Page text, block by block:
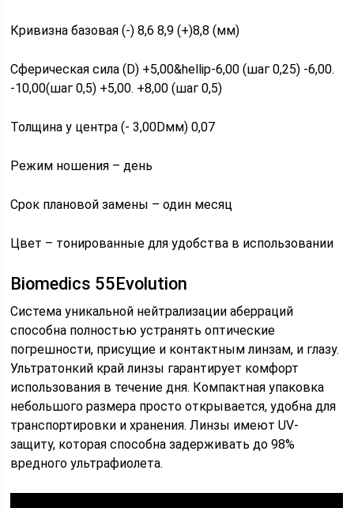
Кривизна базовая (-) 8,6 8,9 (+)8,8 (мм)
Сферическая сила (D) +5,00&hellip-6,00 (шаг 0,25) -6,00.
-10,00(шаг 0,5) +5,00. +8,00 (шаг 0,5)
Толщина у центра (- 3,00Dмм) 0,07
Режим ношения – день
Срок плановой замены – один месяц
Цвет – тонированные для удобства в использовании
Biomedics 55Evolution
Система уникальной нейтрализации аберраций
способна полностью устранять оптические
погрешности, присущие и контактным линзам, и глазу.
Ультратонкий край линзы гарантирует комфорт
использования в течение дня. Компактная упаковка
небольшого размера просто открывается, удобна для
транспортировки и хранения. Линзы имеют UV-
защиту, которая способна задерживать до 98%
вредного ультрафиолета.